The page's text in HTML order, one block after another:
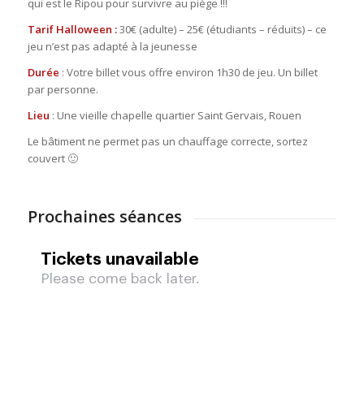
qui est le Ripou pour survivre au piège !!!
Tarif Halloween :30€ (adulte) – 25€ (étudiants – réduits) – ce
jeu n’est pas adapté à la jeunesse
Durée : Votre billet vous offre environ 1h30 de jeu. Un billet
par personne.
Lieu : Une vieille chapelle quartier Saint Gervais, Rouen
Le bâtiment ne permet pas un chauffage correcte, sortez
couvert 🙂
Prochaines séances